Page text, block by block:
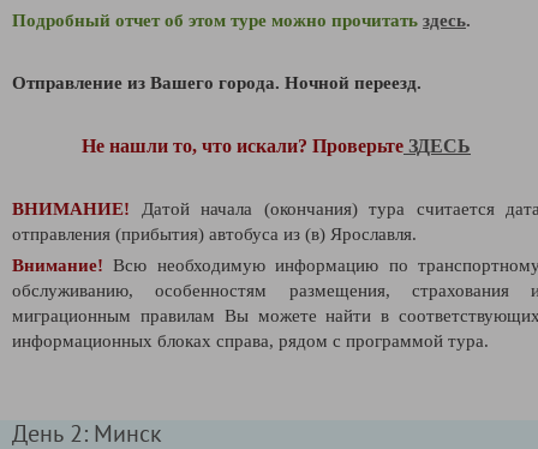
Подробный отчет об этом туре можно прочитать здесь.
Отправление из Вашего города. Ночной переезд.
Не нашли то, что искали? Проверьте ЗДЕСЬ
ВНИМАНИЕ! Датой начала (окончания) тура считается
отправления (прибытия) автобуса из (в) Ярославля.
Внимание! Всю необходимую информацию по
обслуживанию, особенностям размещения, страхования
миграционным правилам Вы можете найти в
информационных блоках справа, рядом с программой тура.
День 2: Минск